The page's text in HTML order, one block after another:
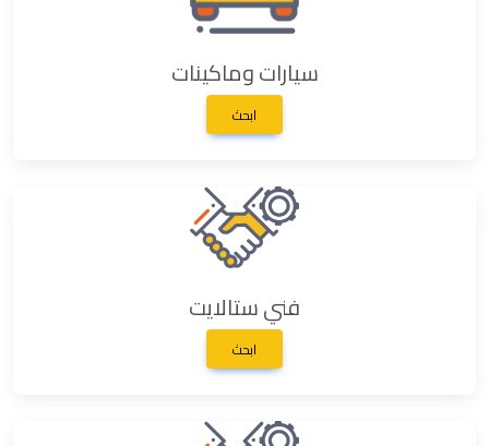
سيارات وماكينات
ابحث
فني ستالايت
ابحث